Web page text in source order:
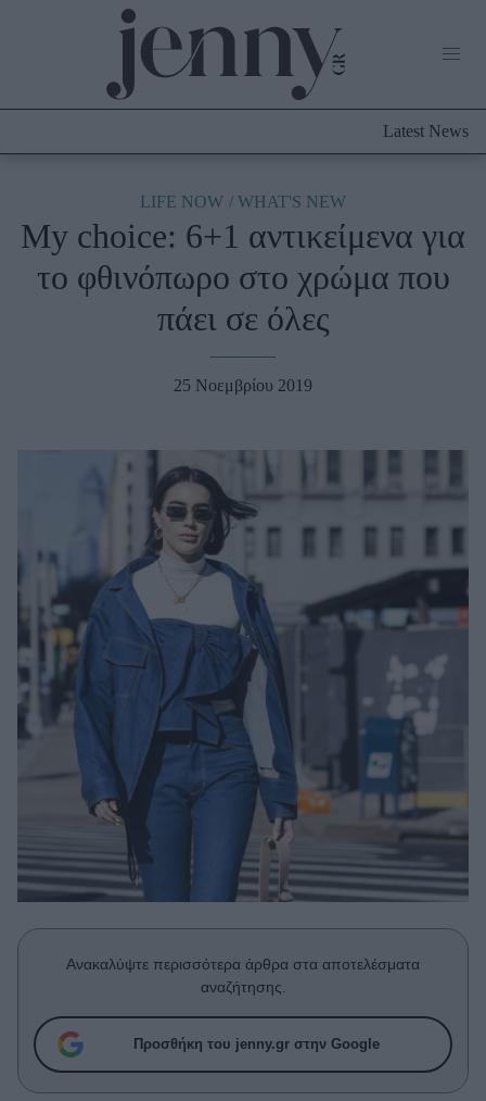
Culture
Fashion
Shopping
Beauty - Ομορφιά
Skincare
Well being
Ψυχολογία
Υγεία + Διατροφή
Σχέσεις & Σεξ
Fitness
Woman Power
Working Girl
Real Women
Πρόσωπα
Συνεντεύξεις
Who
True Stories
Ask the Guru
Latest News
LIFE NOW WHAT'S NEW
My choice: 6+1 αντικείμενα για
το φθινόπωρο στο χρώμα που
πάει σε όλες
25 Νοεμβρίου 2019
Ανακαλύψτε περισσότερα άρθρα στα αποτελέσματα
αναζήτησης.
Προσθήκη του jenny.gr στην Google